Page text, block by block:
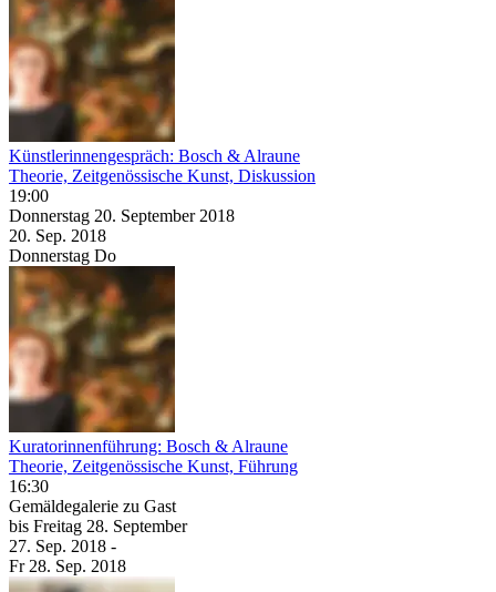
Künstlerinnengespräch: Bosch & Alraune
Theorie, Zeitgenössische Kunst, Diskussion
19:00
Donnerstag 20. September 2018
20. Sep. 2018
Donnerstag Do
Kuratorinnenführung: Bosch & Alraune
Theorie, Zeitgenössische Kunst, Führung
16:30
Gemäldegalerie zu Gast
bis Freitag 28. September
27. Sep. 2018 -
Fr 28. Sep. 2018